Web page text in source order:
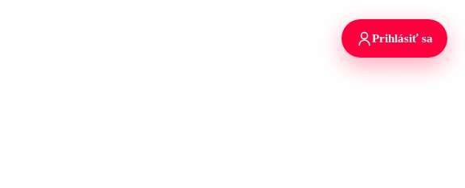
Prihlásiť sa